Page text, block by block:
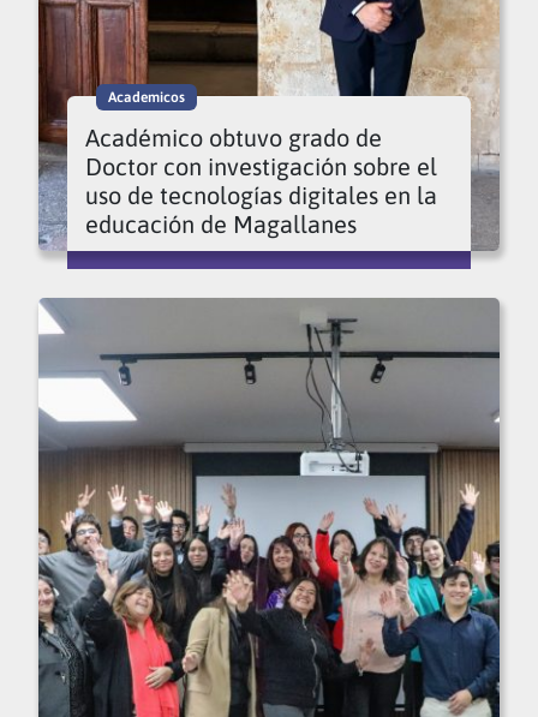
Academicos
Académico obtuvo grado de
Doctor con investigación sobre el
uso de tecnologías digitales en la
educación de Magallanes